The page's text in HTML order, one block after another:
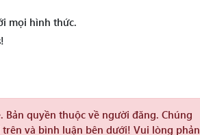
mọi hình thức.
quyền thuộc về người đăng. Chúng
và bình luận bên dưới! Vui lòng phản